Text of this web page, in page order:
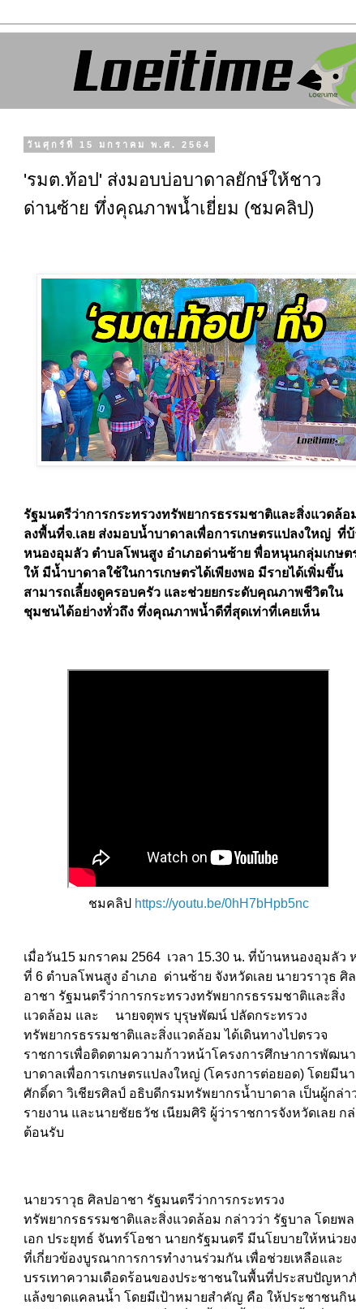
วันศุกร์ที่ 15 มกราคม พ.ศ. 2564
'รมต.ท้อป' ส่งมอบบ่อบาดาลยักษ์ให้ชาว
ด่านซ้าย ทึ่งคุณภาพน้ำเยี่ยม (ชมคลิป)
รัฐมนตรีว่าการกระทรวงทรัพยากรธรรมชาติและสิ่งแวดล้อ
ลงพื้นที่จ.เลย ส่งมอบน้ำบาดาลเพื่อการเกษตรแปลงใหญ่ ที่
หนองอุมลัว ตำบลโพนสูง อำเภอด่านซ้าย พื่อหนุนกลุ่มเกษต
ให้ มีน้ำบาดาลใช้ในการเกษตรได้เพียงพอ มีรายได้เพิ่มขึ้น
สามารถเลี้ยงดูครอบครัว และช่วยยกระดับคุณภาพชีวิตใน
ชุมชนได้อย่างทั่วถึง ทึ่งคุณภาพน้ำดีที่สุดเท่าที่เคยเห็น
ชมคลิป https://youtu.be/0hH7bHpb5nc
เมื่อวัน15 มกราคม 2564 เวลา 15.30 น. ที่บ้านหนองอุมลัว
ที่ 6 ตำบลโพนสูง อำเภอ ด่านซ้าย จังหวัดเลย นายวราวุธ ศิ
อาชา รัฐมนตรีว่าการกระทรวงทรัพยากรธรรมชาติและสิ่ง
แวดล้อม และ นายจตุพร บุรุษพัฒน์ ปลัดกระทรวง
ทรัพยากรธรรมชาติและสิ่งแวดล้อม ได้เดินทางไปตรวจ
ราชการเพื่อติดตามความก้าวหน้าโครงการศึกษาการพัฒน
บาดาลเพื่อการเกษตรแปลงใหญ่ (โครงการต่อยอด) โดยมีน
ศักดิ์ดา วิเชียรศิลป์ อธิบดีกรมทรัพยากรน้ำบาดาล เป็นผู้กล่า
รายงาน และนายชัยธวัช เนียมศิริ ผู้ว่าราชการจังหวัดเลย ก
ต้อนรับ
นายวราวุธ ศิลปอาชา รัฐมนตรีว่าการกระทรวง
ทรัพยากรธรรมชาติและสิ่งแวดล้อม กล่าวว่า รัฐบาล โดยพล
เอก ประยุทธ์ จันทร์โอชา นายกรัฐมนตรี มีนโยบายให้หน่วย
ที่เกี่ยวข้องบูรณาการการทำงานร่วมกัน เพื่อช่วยเหลือและ
บรรเทาความเดือดร้อนของประชาชนในพื้นที่ประสบปัญหา
แล้งขาดแคลนน้ำ โดยมีเป้าหมายสำคัญ คือ ให้ประชาชนกิ